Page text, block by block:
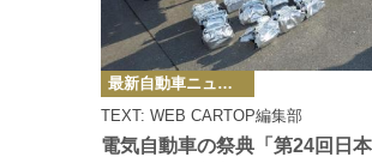
電気自動車の祭典「第24回日
TEXT: WEB CARTOP編集部
カ
テ
ゴ
リ
ー
最新自動車ニュース